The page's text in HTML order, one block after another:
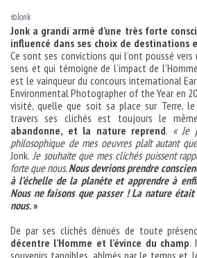
©Jonk
Jonk a grandi armé d’une très forte
influencé dans ses choix de destinations
Ce sont ses convictions qui l’ont poussé
sens et qui témoigne de l’impact de
est le vainqueur du concours international
Environmental Photographer of the Year en
visité, quelle que soit sa place sur Terre,
travers ses clichés est toujours le
abandonne, et la nature reprend. « Je
philosophique de mes oeuvres plaît autant
Jonk. Je souhaite que mes clichés puissent
forte que nous.Nous devrions prendre
à l’échelle de la planète et apprendre à
Nous ne faisons que passer ! La nature
nous. »
De par ses clichés dénués de toute
décentre l’Homme et l’évince du champ.
souvenirs tangibles, abîmés par le temps et,